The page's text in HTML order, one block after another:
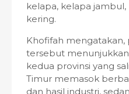
kelapa, kelapa
kering.
Khofifah
tersebut
kedua provinsi yang
Timur memasok
dan hasil industri,